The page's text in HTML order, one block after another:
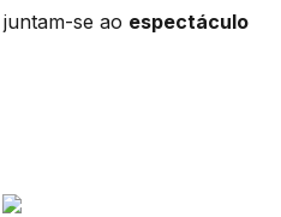
juntam-se ao espectáculo